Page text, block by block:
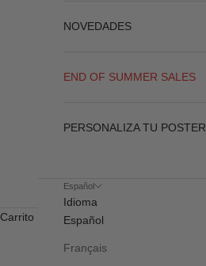
NOVEDADES
END OF SUMMER SALES
PERSONALIZA TU POSTER
Español
Idioma
Español
Français
Carrito